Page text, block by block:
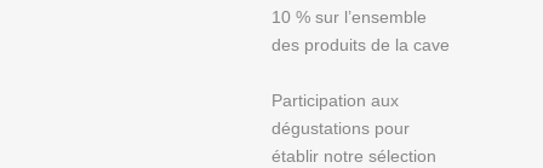
10 % sur l’ensemble
des produits de la cave
Participation aux
dégustations pour
établir notre sélection